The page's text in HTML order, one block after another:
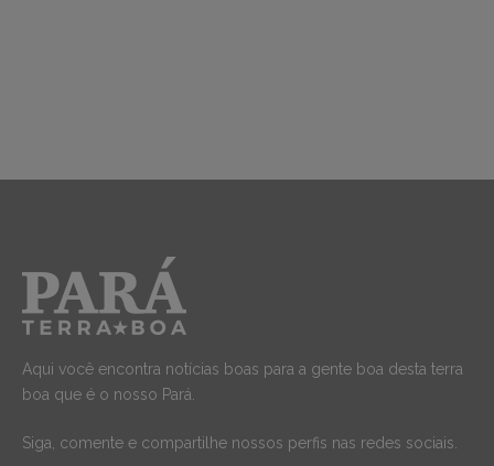
Aqui você encontra notícias boas para a gente boa desta terra
boa que é o nosso Pará.
Siga, comente e compartilhe nossos perfis nas redes sociais.